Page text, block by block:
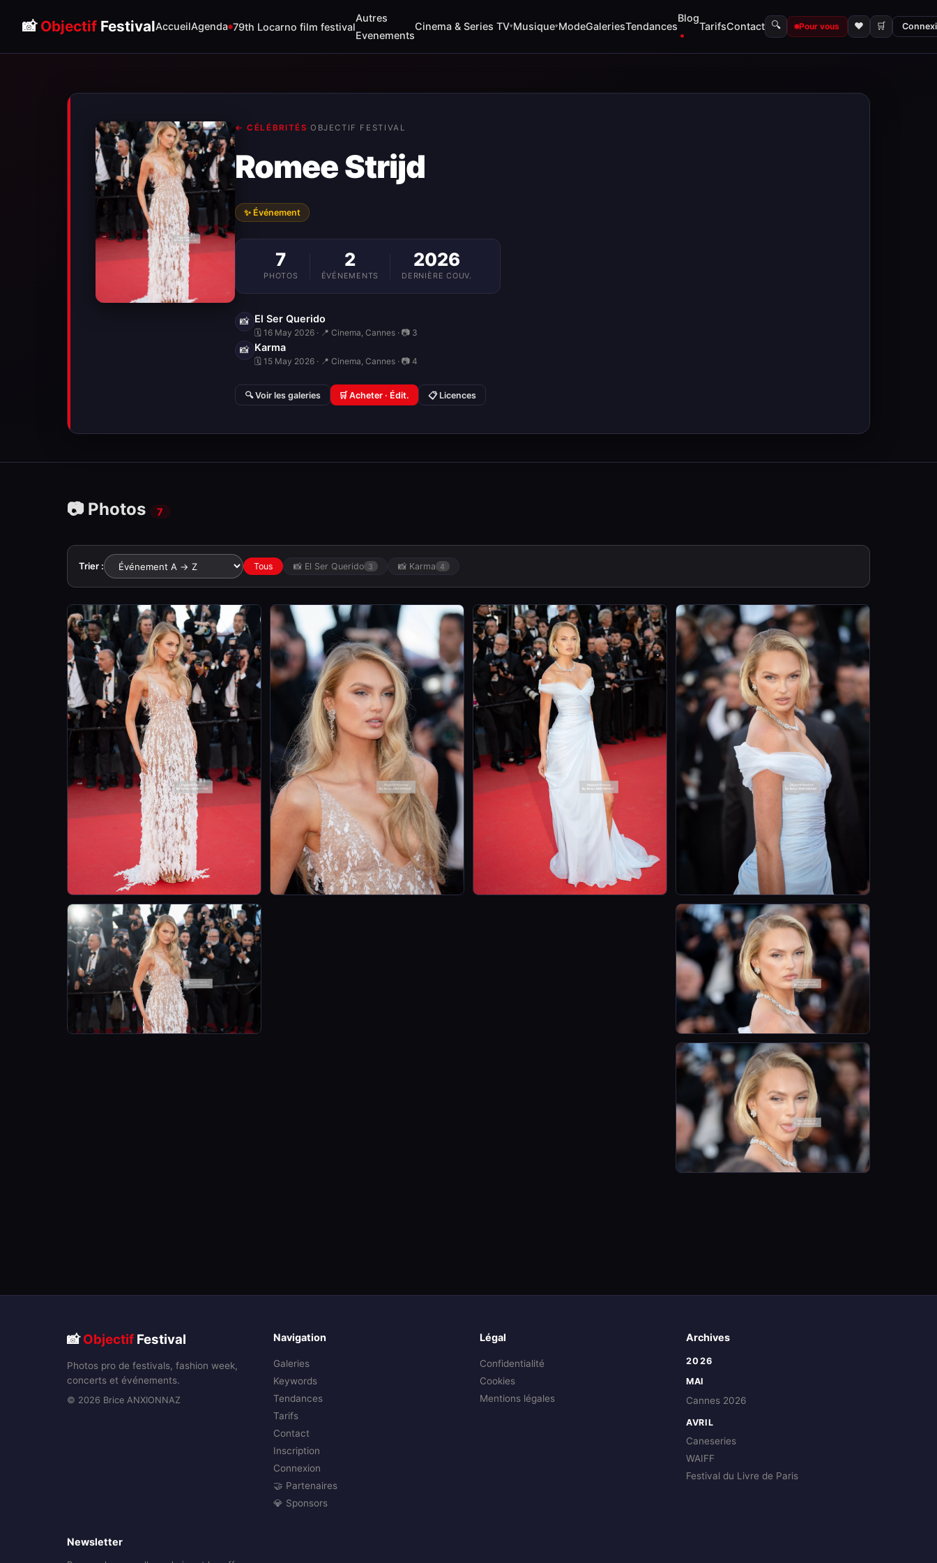
📸 Objectif FestivalAccueilAgenda 79th Locarno film festival
Autres
Evenements
Cinema & Series TV▾Musique▾ModeGaleriesTendances
Blog
TarifsContact 🔍 Pour vous ♥ 🛒
← CÉLÉBRITÉS· OBJECTIF FESTIVAL
Romee Strijd
✨ Événement
7
PHOTOS
2
ÉVÉNEMENTS
2026
DERNIÈRE COUV.
📸 El Ser Querido
🗓 16 May 2026 · 📍 Cinema, Cannes · 📷 3
📸 Karma
🗓 15 May 2026 · 📍 Cinema, Cannes · 📷 4
🔍 Voir les galeries 🛒 Acheter · Édit. 📋 Licences
📷 Photos 7
Trier : Tous 📸 El Ser Querido 3 📸 Karma 4
📸Objectif Festival
Photos pro de festivals, fashion week,
concerts et événements.
© 2026 Brice ANXIONNAZ
Navigation
Galeries
Keywords
Tendances
Tarifs
Contact
Inscription
Connexion
🤝 Partenaires
💎 Sponsors
Légal
Confidentialité
Cookies
Mentions légales
Archives
2026
MAI
Cannes 2026
AVRIL
Caneseries
WAIFF
Festival du Livre de Paris
Newsletter